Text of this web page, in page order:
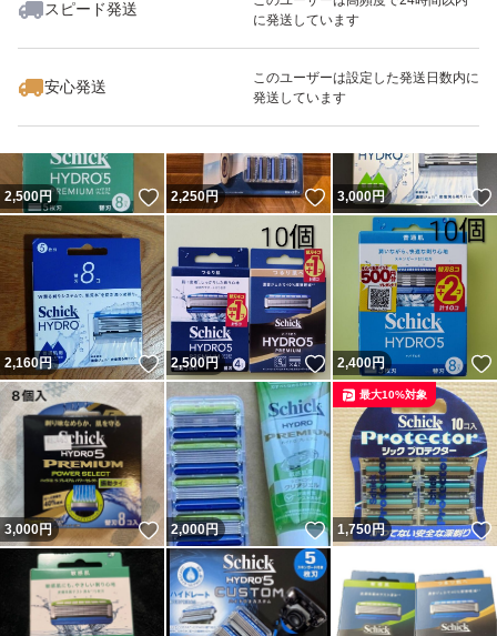
#ホルダー
#敏感肌
#敏感
#5枚刃
スピード発送
に発送しています
安心発送
このユーザーは設定した発送日数内に
発送しています
いいね！
2,698
2,500円 いいね！
2,250円 いいね！
3,000円
2,160円 いいね！
2,500円 いいね！
2,400円
3,000円 いいね！
2,000円 いいね！
1,750円
最大10%対象